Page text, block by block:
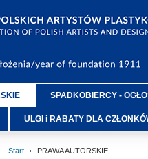
SPADKOBIERCY -
ULGI i RABATY DLA
Start PRAWA AUTORSKIE